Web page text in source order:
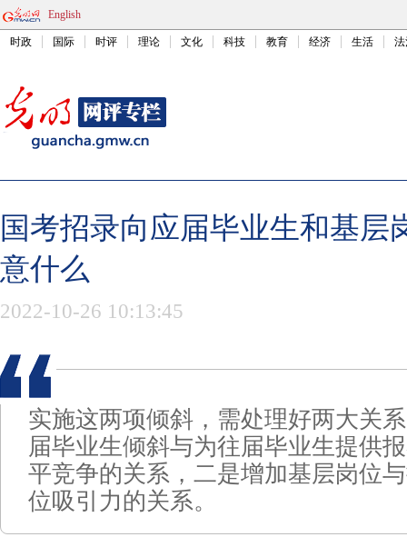
English
时政 国际 时评 理论 文化 科技 教育 经济 生活
国考招录向应届毕业生和基层
意什么
2022-10-26 10:13:45
实施这两项倾斜，需处理好两大关
届毕业生倾斜与为往届毕业生提供
平竞争的关系，二是增加基层岗位
位吸引力的关系。